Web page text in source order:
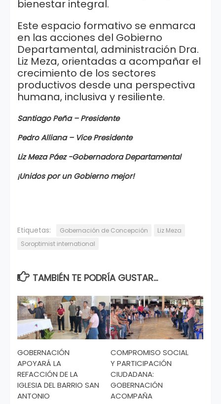
bienestar integral.
Este espacio formativo se enmarca
en las acciones del Gobierno
Departamental, administración Dra.
Liz Meza, orientadas a acompañar el
crecimiento de los sectores
productivos desde una perspectiva
humana, inclusiva y resiliente.
Santiago Peña – Presidente
Pedro Alliana – Vice Presidente
Liz Meza Páez -Gobernadora Departamental
¡Unidos por un Gobierno mejor!
Etiquetas: Gobernación de Concepción
Liz Meza
Soroptimist international
TAMBIÉN TE PODRÍA GUSTAR...
GOBERNACIÓN
APOYARÁ LA
REFACCIÓN DE LA
IGLESIA DEL BARRIO SAN
ANTONIO
COMPROMISO SOCIAL
Y PARTICIPACIÓN
CIUDADANA:
GOBERNACIÓN
ACOMPAÑA